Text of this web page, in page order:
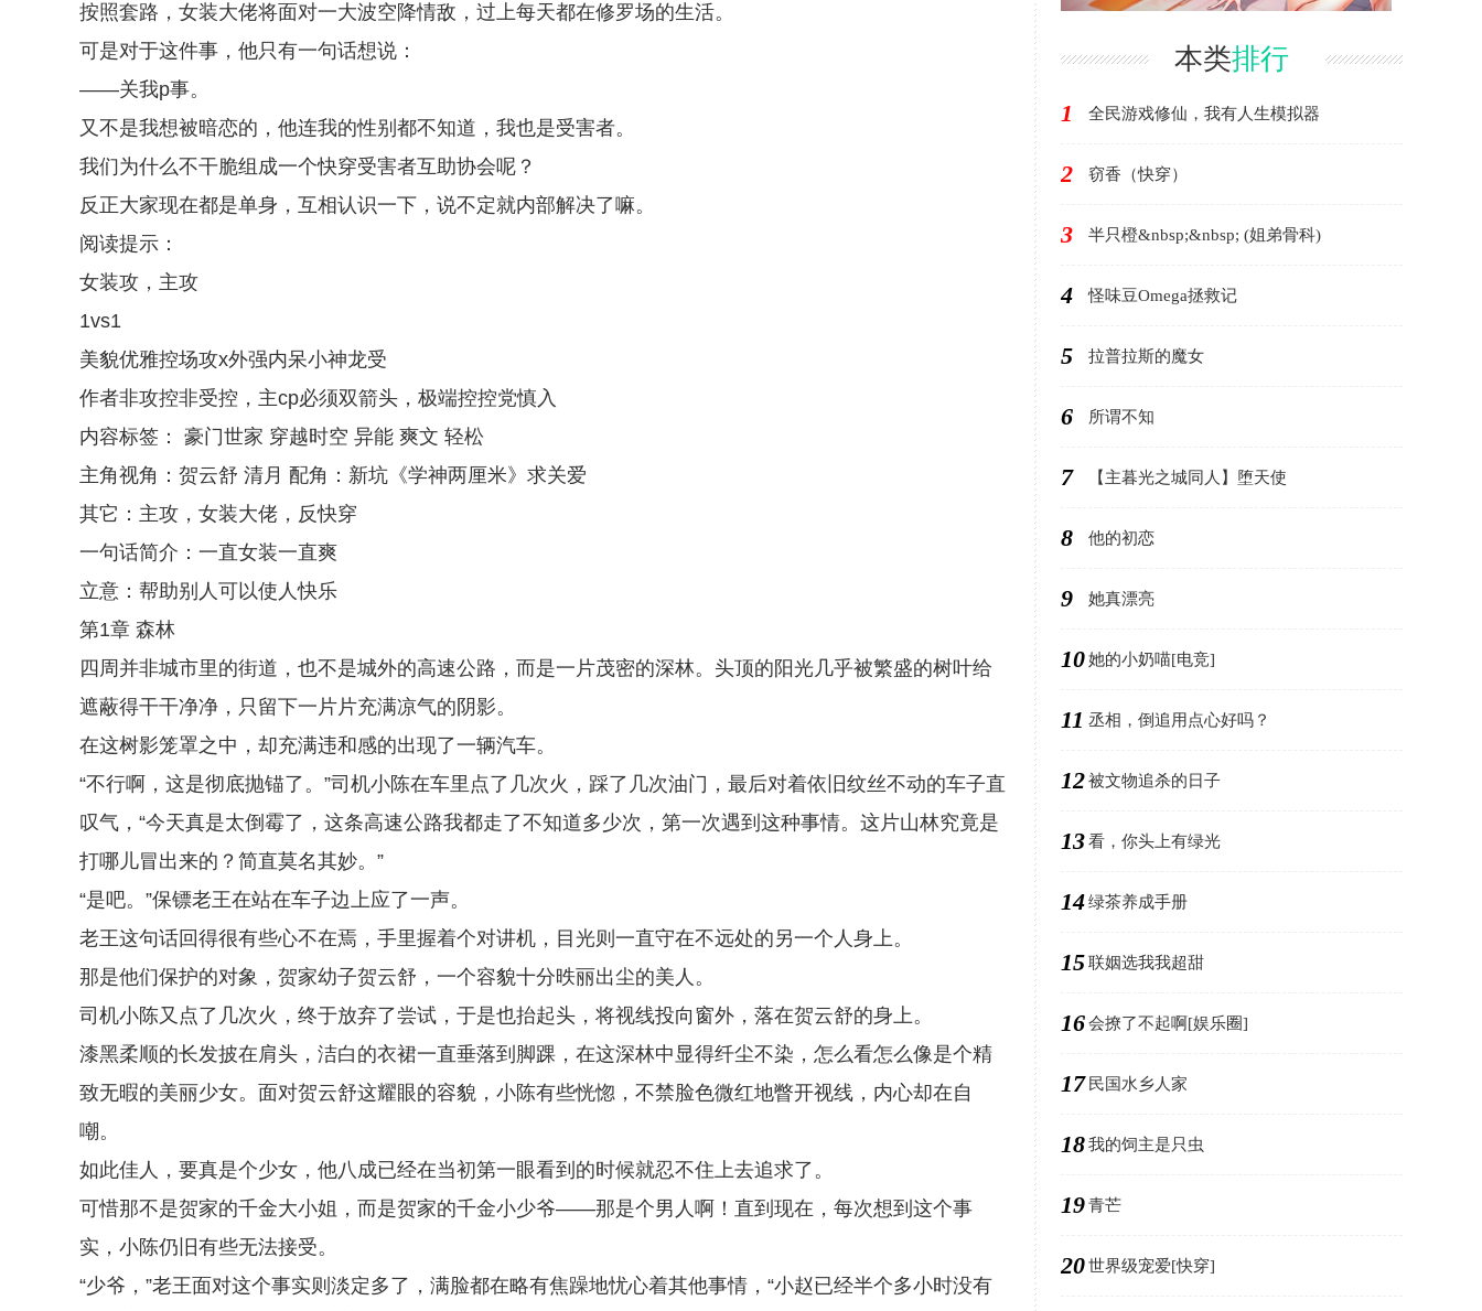
按照套路，女装大佬将面对一大波空降情敌，过上每天都在修罗场的生活。
可是对于这件事，他只有一句话想说：
——关我p事。
又不是我想被暗恋的，他连我的性别都不知道，我也是受害者。
我们为什么不干脆组成一个快穿受害者互助协会呢？
反正大家现在都是单身，互相认识一下，说不定就内部解决了嘛。
阅读提示：
女装攻，主攻
1vs1
美貌优雅控场攻x外强内呆小神龙受
作者非攻控非受控，主cp必须双箭头，极端控控党慎入
内容标签： 豪门世家 穿越时空 异能 爽文 轻松
主角视角：贺云舒 清月 配角：新坑《学神两厘米》求关爱
其它：主攻，女装大佬，反快穿
一句话简介：一直女装一直爽
立意：帮助别人可以使人快乐
第1章 森林
四周并非城市里的街道，也不是城外的高速公路，而是一片茂密的深林。头顶的阳光几乎被繁盛的树叶给
遮蔽得干干净净，只留下一片片充满凉气的阴影。
在这树影笼罩之中，却充满违和感的出现了一辆汽车。
“不行啊，这是彻底抛锚了。”司机小陈在车里点了几次火，踩了几次油门，最后对着依旧纹丝不动的车子直
叹气，“今天真是太倒霉了，这条高速公路我都走了不知道多少次，第一次遇到这种事情。这片山林究竟是
打哪儿冒出来的？简直莫名其妙。”
“是吧。”保镖老王在站在车子边上应了一声。
老王这句话回得很有些心不在焉，手里握着个对讲机，目光则一直守在不远处的另一个人身上。
那是他们保护的对象，贺家幼子贺云舒，一个容貌十分昳丽出尘的美人。
司机小陈又点了几次火，终于放弃了尝试，于是也抬起头，将视线投向窗外，落在贺云舒的身上。
漆黑柔顺的长发披在肩头，洁白的衣裙一直垂落到脚踝，在这深林中显得纤尘不染，怎么看怎么像是个精
致无暇的美丽少女。面对贺云舒这耀眼的容貌，小陈有些恍惚，不禁脸色微红地瞥开视线，内心却在自
嘲。
如此佳人，要真是个少女，他八成已经在当初第一眼看到的时候就忍不住上去追求了。
可惜那不是贺家的千金大小姐，而是贺家的千金小少爷——那是个男人啊！直到现在，每次想到这个事
实，小陈仍旧有些无法接受。
“少爷，”老王面对这个事实则淡定多了，满脸都在略有焦躁地忧心着其他事情，“小赵已经半个多小时没有
本类排行
1 全民游戏修仙，我有人生模拟器
2 窃香（快穿）
3 半只橙&nbsp;&nbsp; (姐弟骨科)
4 怪味豆Omega拯救记
5 拉普拉斯的魔女
6 所谓不知
7 【主暮光之城同人】堕天使
8 他的初恋
9 她真漂亮
10她的小奶喵[电竞]
11 丞相，倒追用点心好吗？
12被文物追杀的日子
13看，你头上有绿光
14绿茶养成手册
15联姻选我我超甜
16会撩了不起啊[娱乐圈]
17 民国水乡人家
18我的饲主是只虫
19青芒
20世界级宠爱[快穿]